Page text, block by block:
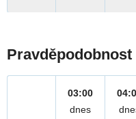
03:00
dnes